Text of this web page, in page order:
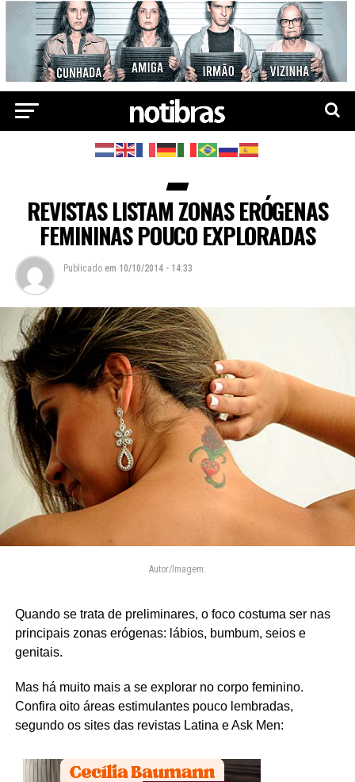
REVISTAS LISTAM ZONAS ERÓGENAS
FEMININAS POUCO EXPLORADAS
Publicado em 10/10/2014 - 14:33
Autor/Imagem:
Quando se trata de preliminares, o foco costuma ser nas
principais zonas erógenas: lábios, bumbum, seios e
genitais.
Mas há muito mais a se explorar no corpo feminino.
Confira oito áreas estimulantes pouco lembradas,
segundo os sites das revistas Latina e Ask Men: